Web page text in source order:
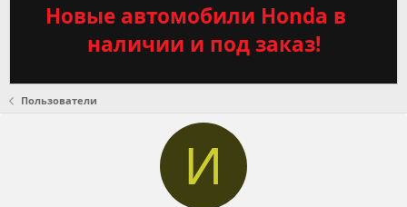
Новые автомобили Honda в
наличии и под заказ!
Пользователи
И